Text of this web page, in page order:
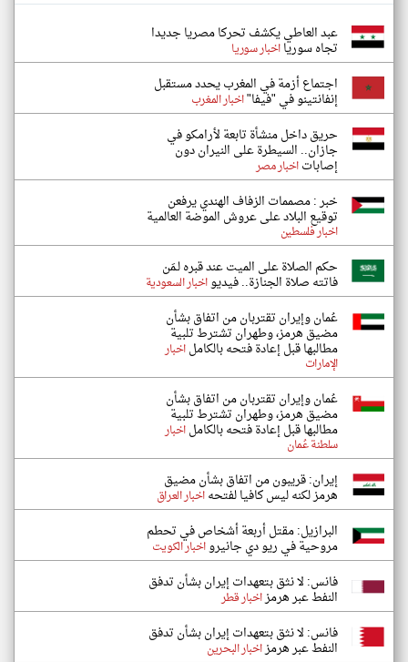
عبد العاطي يكشف تحركا مصريا جديدا
تجاه سوريااخبار سوريا
اجتماع أزمة في المغرب يحدد مستقبل
إنفانتينو في "فيفا"اخبار المغرب
حريق داخل منشأة تابعة لأرامكو في
جازان.. السيطرة على النيران دون
إصاباتاخبار مصر
خبر : مصممات الزفاف الهندي يرفعن
توقيع البلاد على عروش الموضة العالمية
اخبار فلسطين
حكم الصلاة على الميت عند قبره لـمَن
فاتته صلاة الجنازة.. فيديواخبار السعودية
عُمان وإيران تقتربان من اتفاق بشأن
مضيق هرمز، وطهران تشترط تلبية
مطالبها قبل إعادة فتحه بالكاملاخبار
الإمارات
عُمان وإيران تقتربان من اتفاق بشأن
مضيق هرمز، وطهران تشترط تلبية
مطالبها قبل إعادة فتحه بالكاملاخبار
سلطنة عُمان
إيران: قريبون من اتفاق بشأن مضيق
هرمز لكنه ليس كافيا لفتحهاخبار العراق
البرازيل: مقتل أربعة أشخاص في تحطم
مروحية في ريو دي جانيرواخبار الكويت
فانس: لا نثق بتعهدات إيران بشأن تدفق
النفط عبر هرمزاخبار قطر
فانس: لا نثق بتعهدات إيران بشأن تدفق
النفط عبر هرمزاخبار البحرين